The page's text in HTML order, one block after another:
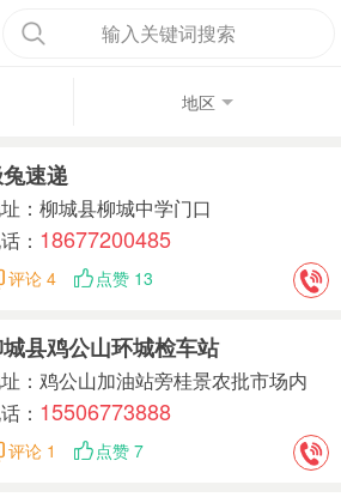
输入关键词搜索
地区
速递
：柳城县柳城中学门口
： 18677200485
评论 4 点赞 13
县鸡公山环城检车站
：鸡公山加油站旁桂景农批市场内
： 15506773888
评论 1 点赞 7